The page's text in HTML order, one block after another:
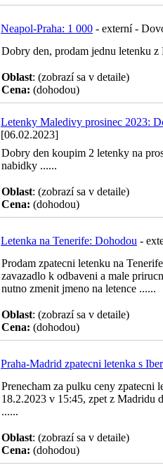
Neapol-Praha: 1 000 - externí -
Dobry den, prodam jednu letenku
Oblast: (zobrazí sa v detaile)
Cena: (dohodou)
Letenky Maledivy prosinec 2023:
[06.02.2023]
Dobry den koupim 2 letenky na
nabidky ......
Oblast: (zobrazí sa v detaile)
Cena: (dohodou)
Letenka na Tenerife: Dohodou -
Prodam zpatecni letenku na
zavazadlo k odbaveni a male
nutno zmenit jmeno na letence ......
Oblast: (zobrazí sa v detaile)
Cena: (dohodou)
Praha-Madrid zpatecni letenka s
Prenecham za pulku ceny zpatecni
18.2.2023 v 15:45, zpet z Madridu
......
Oblast: (zobrazí sa v detaile)
Cena: (dohodou)